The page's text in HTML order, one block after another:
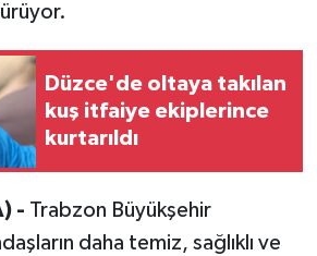
Düzce'de oltaya takılan
kuş itfaiye ekiplerince
kurtarıldı
- Trabzon Büyükşehir
daha temiz, sağlıklı ve